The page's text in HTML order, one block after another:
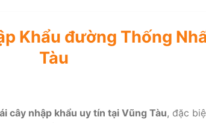
Khẩu đường Thống
Tàu
cây nhập khẩu uy tín tại Vũng Tàu, đặc